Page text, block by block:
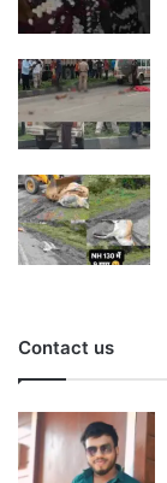
Contact us